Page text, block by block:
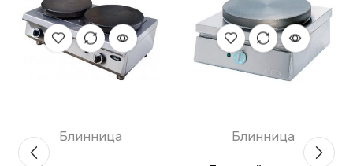
Блинница Блинница